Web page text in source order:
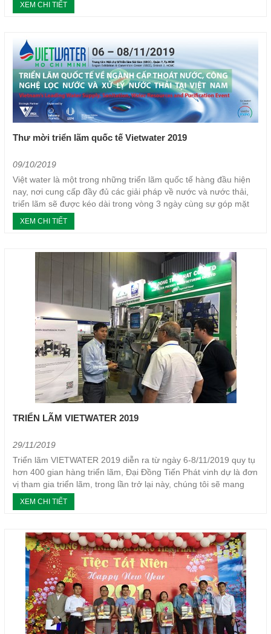
XEM CHI TIẾT
Thư mời triển lãm quốc tế Vietwater 2019
09/10/2019
Việt water là một trong những triển lãm quốc tế hàng đầu hiện
nay, nơi cung cấp đầy đủ các giải pháp về nước và nước thải,
triển lãm sẽ được kéo dài trong vòng 3 ngày cùng sự góp mặt
của hàng trăm công ty, doanh nghiệp hoạt động...
XEM CHI TIẾT
TRIỂN LÃM VIETWATER 2019
29/11/2019
Triển lãm VIETWATER 2019 diễn ra từ ngày 6-8/11/2019 quy tụ
hơn 400 gian hàng triển lãm, Đại Đồng Tiến Phát vinh dự là đơn
vị tham gia triển lãm, trong lần trở lại này, chúng tôi sẽ mang
đến 3 dòng máy ép bùn chất lượng...
XEM CHI TIẾT